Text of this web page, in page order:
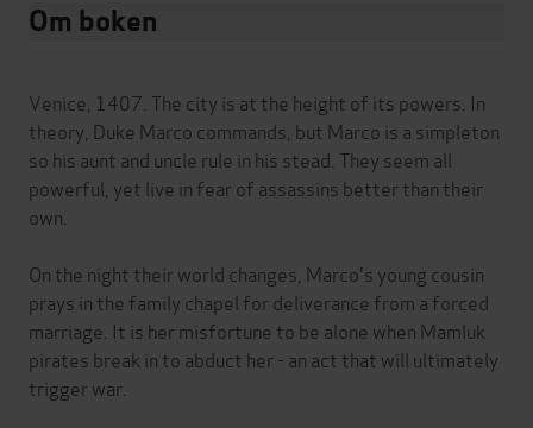
Om boken
Venice, 1407. The city is at the height of its powers. In
theory, Duke Marco commands, but Marco is a simpleton
so his aunt and uncle rule in his stead. They seem all
powerful, yet live in fear of assassins better than their
own.
On the night their world changes, Marco's young cousin
prays in the family chapel for deliverance from a forced
marriage. It is her misfortune to be alone when Mamluk
pirates break in to abduct her - an act that will ultimately
trigger war.